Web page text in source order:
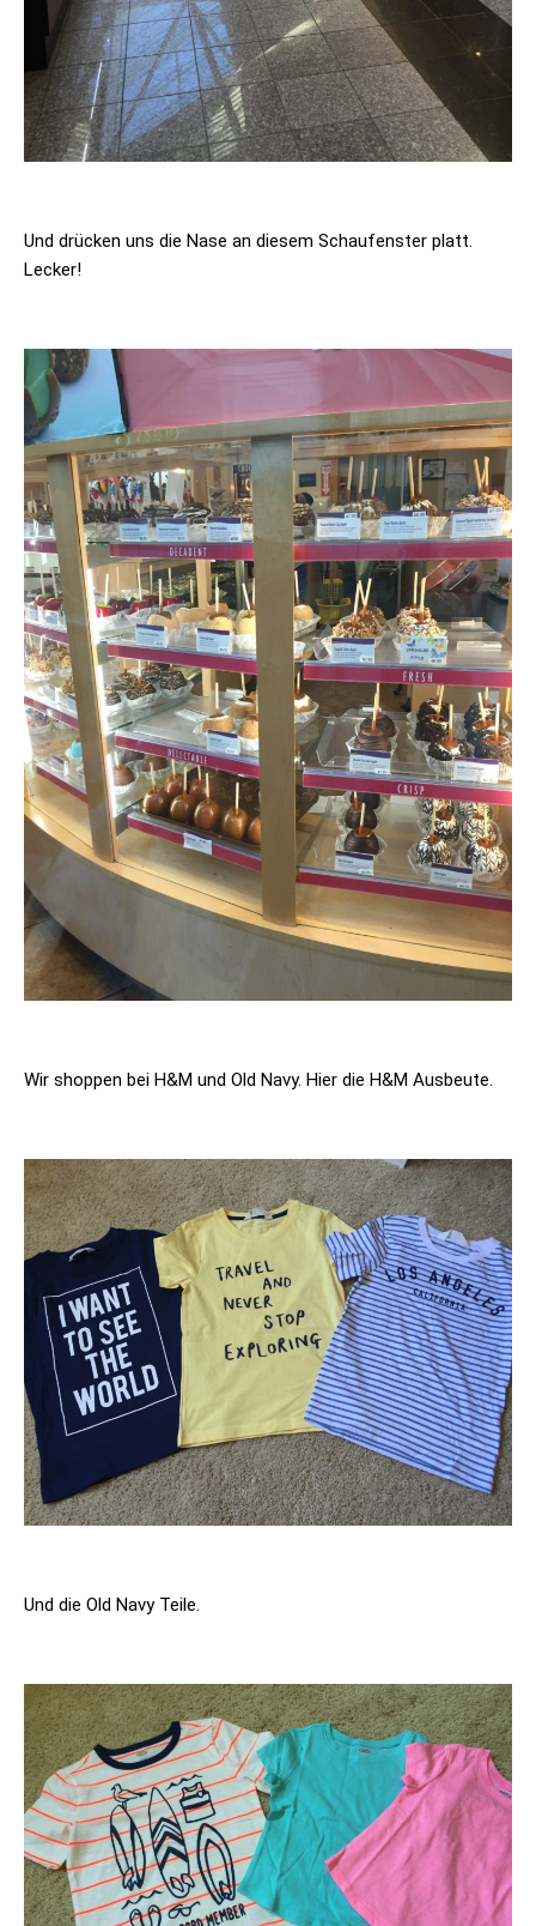
Und drücken uns die Nase an diesem Schaufenster platt.
Lecker!
Wir shoppen bei H&M und Old Navy. Hier die H&M Ausbeute.
Und die Old Navy Teile.